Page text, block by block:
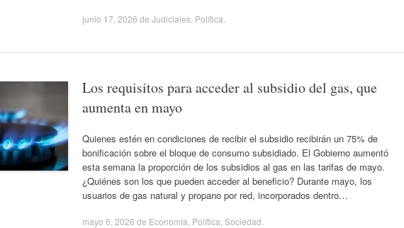
junio 17, 2026 de Judiciales Política
Los requisitos para acceder al subsidio del gas, que
aumenta en mayo
Quienes estén en condiciones de recibir el subsidio recibirán un 75% de
bonificación sobre el bloque de consumo subsidiado. El Gobierno aumentó
esta semana la proporción de los subsidios al gas en las tarifas de mayo.
¿Quiénes son los que pueden acceder al beneficio? Durante mayo, los
usuarios de gas natural y propano por red, incorporados dentro…
mayo 6, 2026 de Economía Política Sociedad